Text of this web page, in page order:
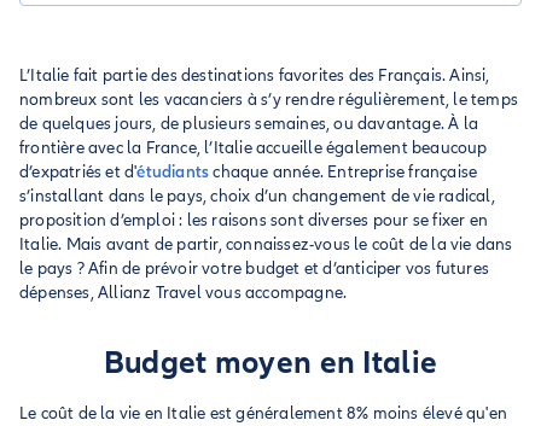
L’Italie fait partie des destinations favorites des Français. Ainsi,
nombreux sont les vacanciers à s’y rendre régulièrement, le temps
de quelques jours, de plusieurs semaines, ou davantage. À la
frontière avec la France, l’Italie accueille également beaucoup
d’expatriés et d'étudiantschaque année. Entreprise française
s’installant dans le pays, choix d’un changement de vie radical,
proposition d’emploi : les raisons sont diverses pour se fixer en
Italie. Mais avant de partir, connaissez-vous le coût de la vie dans
le pays ? Afin de prévoir votre budget et d’anticiper vos futures
dépenses, Allianz Travel vous accompagne.
Budget moyen en Italie
Le coût de la vie en Italie est généralement 8% moins élevé qu'en